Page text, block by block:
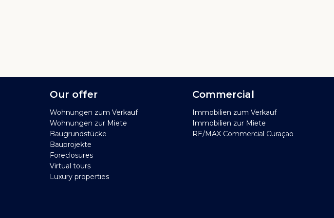
Our offer
Wohnungen zum Verkauf
Wohnungen zur Miete
Baugrundstücke
Bauprojekte
Foreclosures
Virtual tours
Luxury properties
Commercial
Immobilien zum Verkauf
Immobilien zur Miete
RE/MAX Commercial Curaçao